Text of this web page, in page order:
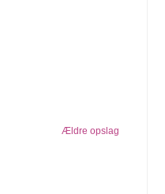
Ældre opslag